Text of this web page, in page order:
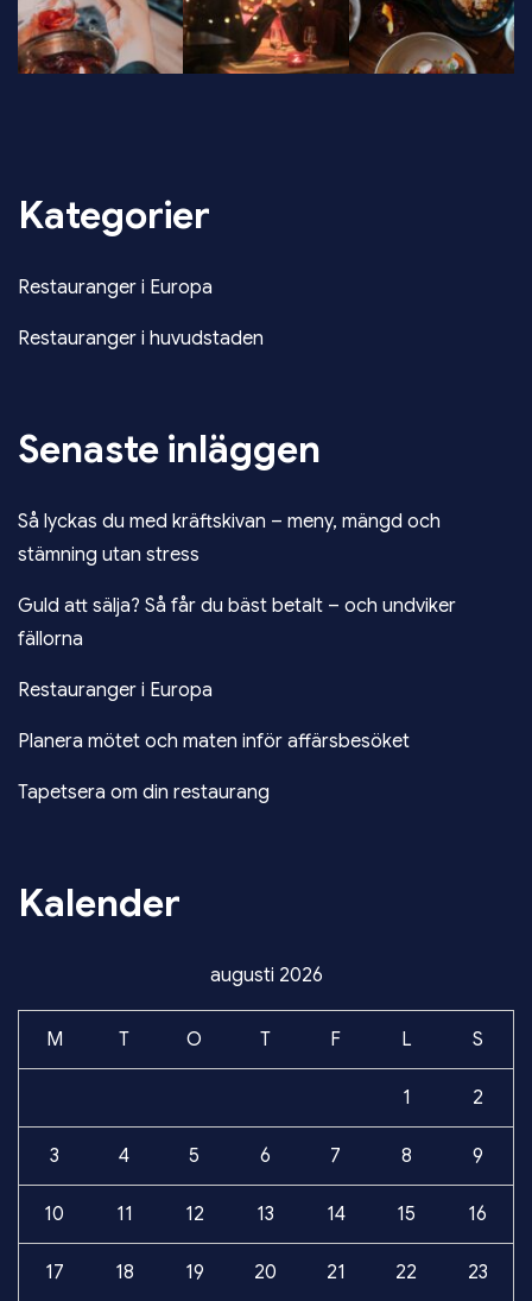
Kategorier
Restauranger i Europa
Restauranger i huvudstaden
Senaste inläggen
Så lyckas du med kräftskivan – meny, mängd och
stämning utan stress
Guld att sälja? Så får du bäst betalt – och undviker
fällorna
Restauranger i Europa
Planera mötet och maten inför affärsbesöket
Tapetsera om din restaurang
Kalender
augusti 2026
M T O T F L S
1 2
3 4 5 6 7 8 9
10 11 12 13 14 15 16
17 18 19 20 21 22 23